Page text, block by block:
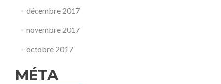
décembre 2017
novembre 2017
octobre 2017
MÉTA